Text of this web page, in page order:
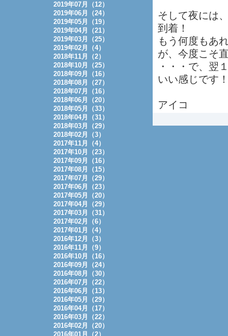
そして夜には
到着！
もう何度もあ
が、今度こそ
・・・で、翌
いい感じです
アイコ
2019年07月（12）
2019年06月（24）
2019年05月（19）
2019年04月（21）
2019年03月（25）
2019年02月（4）
2018年11月（2）
2018年10月（25）
2018年09月（16）
2018年08月（27）
2018年07月（16）
2018年06月（20）
2018年05月（33）
2018年04月（31）
2018年03月（29）
2018年02月（3）
2017年11月（4）
2017年10月（23）
2017年09月（16）
2017年08月（15）
2017年07月（29）
2017年06月（23）
2017年05月（20）
2017年04月（29）
2017年03月（31）
2017年02月（6）
2017年01月（4）
2016年12月（3）
2016年11月（9）
2016年10月（16）
2016年09月（24）
2016年08月（30）
2016年07月（22）
2016年06月（13）
2016年05月（29）
2016年04月（17）
2016年03月（22）
2016年02月（20）
2016年01月（2）